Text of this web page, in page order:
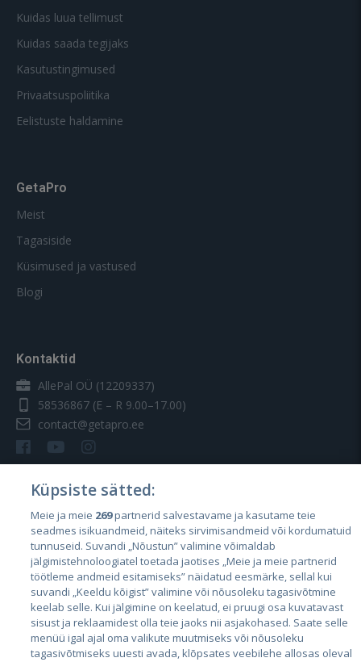
Kuidas luua tellimust
Kuidas saada tegijaks
Kasutustingimused
Privaatsuspoliitika
Eelistuste haldamine
GetaPro
Meist
Tagasiside
Küsimused ja vastused
Blogi
Kontaktid
AllePal OÜ (12209337)
58536867 (E – R 9.00–17.00)
contact@getapro.ee
Riigid
Eesti
Läti
Leedu
Küpsiste sätted:
Meie ja meie 269partnerid salvestavame ja kasutame teie
seadmes isikuandmeid, näiteks sirvimisandmeid või kordumatuid
tunnuseid. Suvandi „Nõustun” valimine võimaldab
jälgimistehnoloogiatel toetada jaotises „Meie ja meie partnerid
töötleme andmeid esitamiseks” näidatud eesmärke, sellal kui
suvandi „Keeldu kõigist” valimine või nõusoleku tagasivõtmine
keelab selle. Kui jälgimine on keelatud, ei pruugi osa kuvatavast
sisust ja reklaamidest olla teie jaoks nii asjakohased. Saate selle
menüü igal ajal oma valikute muutmiseks või nõusoleku
tagasivõtmiseks uuesti avada, klõpsates veebilehe allosas oleval